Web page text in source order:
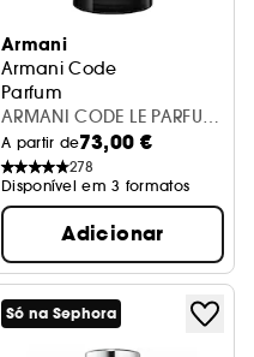
Armani
Armani Code
Parfum
ARMANI CODE LE PARFUM
EDP V150ML REFILL
A partir de73,00 €
278
Disponível em 3 formatos
Adicionar
Só na Sephora